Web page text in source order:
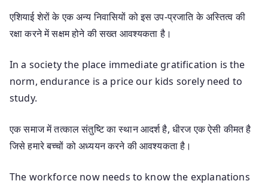
एशियाई शेरों के एक अन्य निवासियों को इस उप-प्रजाति के अस्तित्व की
रक्षा करने में सक्षम होने की सख्त आवश्यकता है।
In a society the place immediate gratification is the
norm, endurance is a price our kids sorely need to
study.
एक समाज में तत्काल संतुष्टि का स्थान आदर्श है, धीरज एक ऐसी कीमत है
जिसे हमारे बच्चों को अध्ययन करने की आवश्यकता है।
The workforce now needs to know the explanations